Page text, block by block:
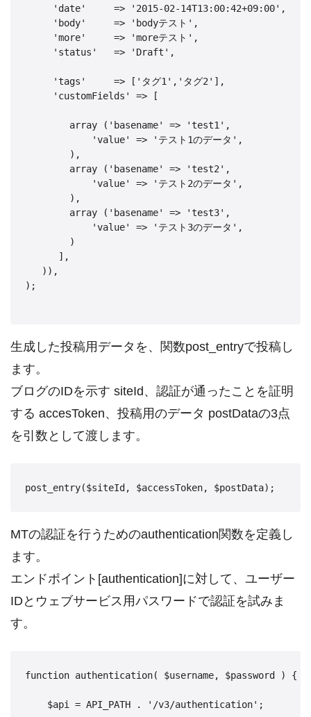
     'date'     => '2015-02-14T13:00:42+09:00',
     'body'     => 'bodyテスト',
     'more'     => 'moreテスト',
     'status'   => 'Draft',
     'tags'     => ['タグ1','タグ2'],
     'customFields' => [
        array ('basename' => 'test1',
            'value' => 'テスト1のデータ',
        ),
        array ('basename' => 'test2',
            'value' => 'テスト2のデータ',
        ),
        array ('basename' => 'test3',
            'value' => 'テスト3のデータ',
        )
      ],
   )),
);
生成した投稿用データを、関数post_entryで投稿し
ます。
ブログのIDを示す siteId、認証が通ったことを証明
する accesToken、投稿用のデータ postDataの3点
を引数として渡します。
MTの認証を行うためのauthentication関数を定義し
ます。
エンドポイント[authentication]に対して、ユーザー
IDとウェブサービス用パスワードで認証を試みま
す。
function authentication( $username, $password ) {
    $api = API_PATH . '/v3/authentication';